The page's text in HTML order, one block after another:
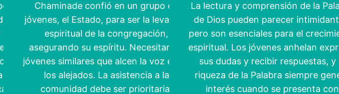
de
año
que
en la
una
Chaminade confió en un grupo de
jóvenes, el Estado, para ser la levadura
espiritual de la congregación,
asegurando su espíritu. Necesitamos
jóvenes similares que alcen la voz entre
los alejados. La asistencia a la
comunidad debe ser prioritaria,
La lectura y comprensión de la
de Dios pueden parecer
pero son esenciales para el
espiritual. Los jóvenes anhelan
sus dudas y recibir respuestas, y
riqueza de la Palabra siempre
interés cuando se presenta con